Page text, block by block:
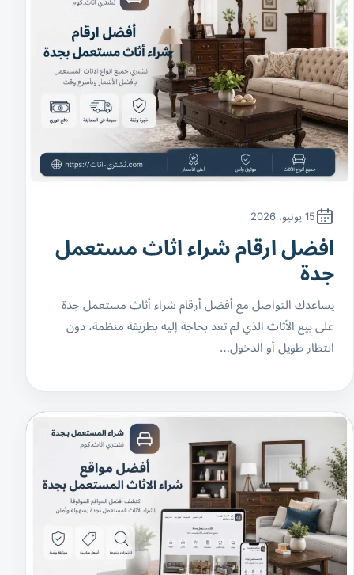
15 يونيو، 2026
افضل ارقام شراء اثاث مستعمل
جدة
يساعدك التواصل مع أفضل أرقام شراء أثاث مستعمل جدة
على بيع الأثاث الذي لم تعد بحاجة إليه بطريقة منظمة، دون
انتظار طويل أو الدخول…